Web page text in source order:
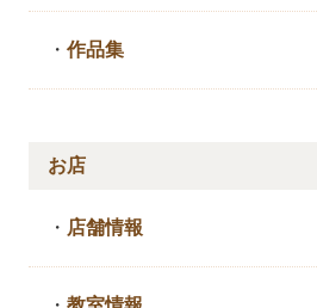
・作品集
お店
・ 店舗情報